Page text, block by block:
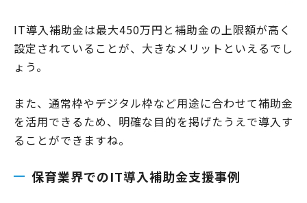
IT導入補助金は最大450万円と補助金の上限額が高く
設定されていることが、大きなメリットといえるでし
ょう。
また、通常枠やデジタル枠など用途に合わせて補助金
を活用できるため、明確な目的を掲げたうえで導入す
ることができますね。
保育業界でのIT導入補助金支援事例